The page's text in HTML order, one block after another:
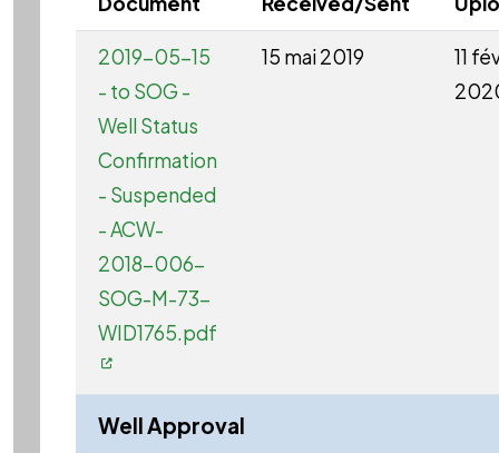
2019-05-15
- to SOG -
Well Status
Confirmation
- Suspended
- ACW-
2018-006-
SOG-M-73-
WID1765.pdf
15 mai 2019
11
Well Approval